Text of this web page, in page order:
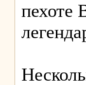
пехоте